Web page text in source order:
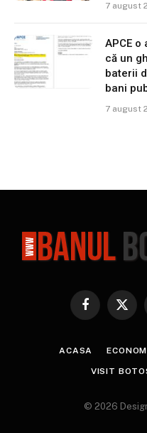
7 august
APCE
că un
baterii
bani
7 august
Facebook
X
ACASA
VISIT
© 2026